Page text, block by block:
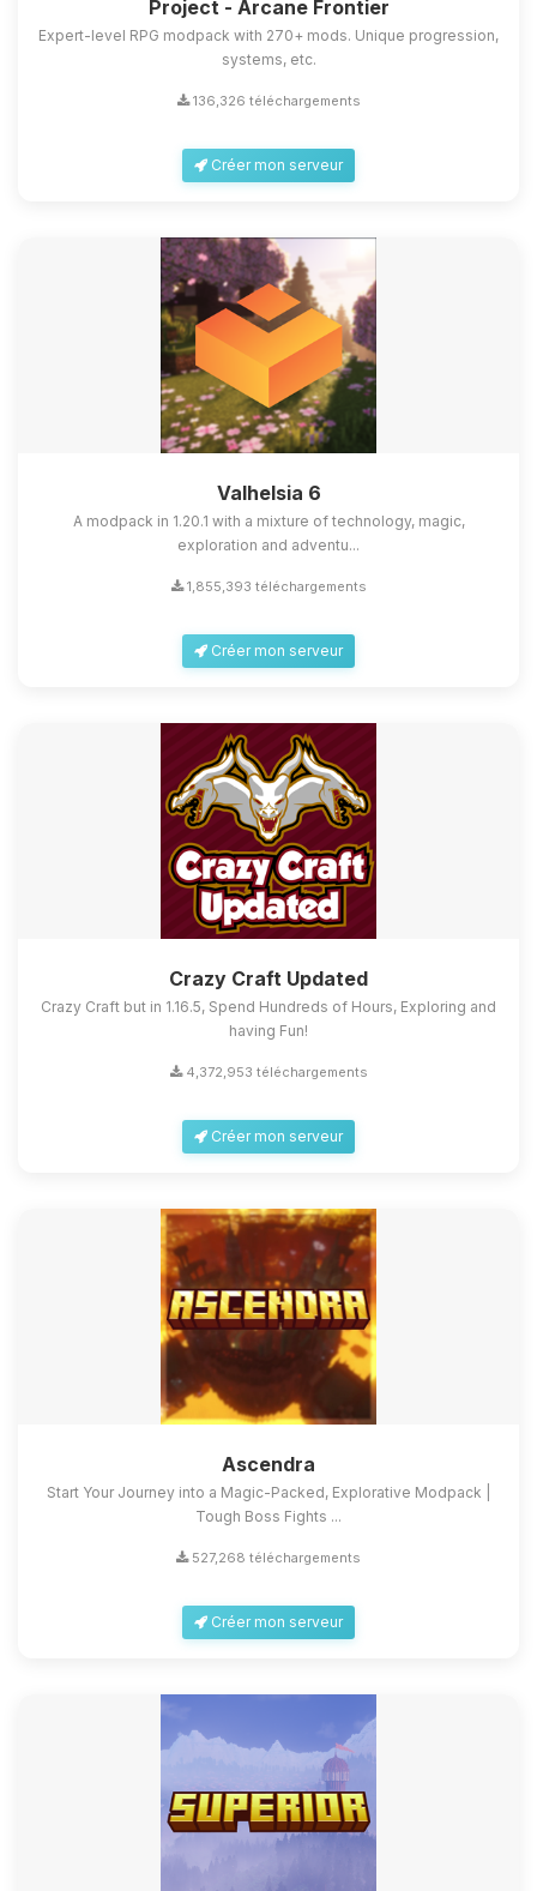
Project - Arcane Frontier
Expert-level RPG modpack with 270+ mods. Unique progression,
systems, etc.
136,326 téléchargements
Créer mon serveur
Valhelsia 6
A modpack in 1.20.1 with a mixture of technology, magic,
exploration and adventu...
1,855,393 téléchargements
Créer mon serveur
Crazy Craft Updated
Crazy Craft but in 1.16.5, Spend Hundreds of Hours, Exploring and
having Fun!
4,372,953 téléchargements
Créer mon serveur
Ascendra
Start Your Journey into a Magic-Packed, Explorative Modpack |
Tough Boss Fights ...
527,268 téléchargements
Créer mon serveur